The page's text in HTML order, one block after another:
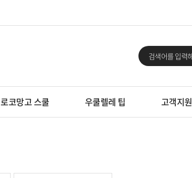
로코망고 스쿨 우쿨렐레 팁 고객지원